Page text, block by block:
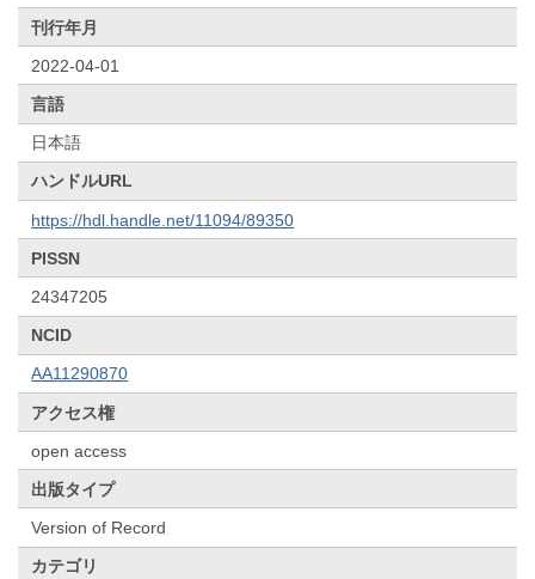
刊行年月
2022-04-01
言語
日本語
ハンドルURL
https://hdl.handle.net/11094/89350
PISSN
24347205
NCID
AA11290870
アクセス権
open access
出版タイプ
Version of Record
カテゴリ